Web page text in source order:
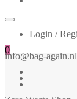
Login /
0
info@bag-again.nl